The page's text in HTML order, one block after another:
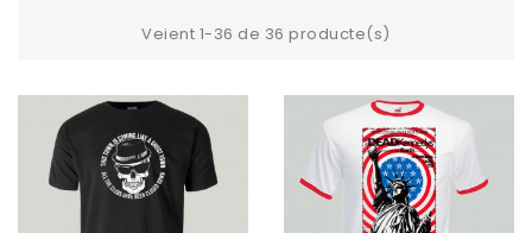
Veient 1-36 de 36 producte(s)